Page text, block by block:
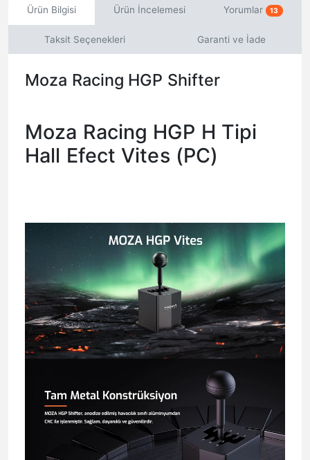
Ürün Bilgisi Ürün İncelemesi Yorumlar 13
Taksit Seçenekleri Garanti ve İade
Moza Racing HGP Shifter
Moza Racing HGP H Tipi
Hall Efect Vites (PC)